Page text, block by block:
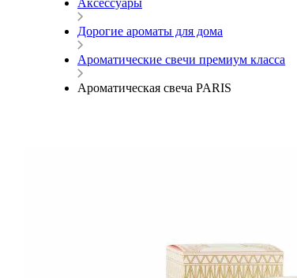
Аксессуары
Дорогие ароматы для дома
Ароматические свечи премиум класса
Ароматическая свеча PARIS